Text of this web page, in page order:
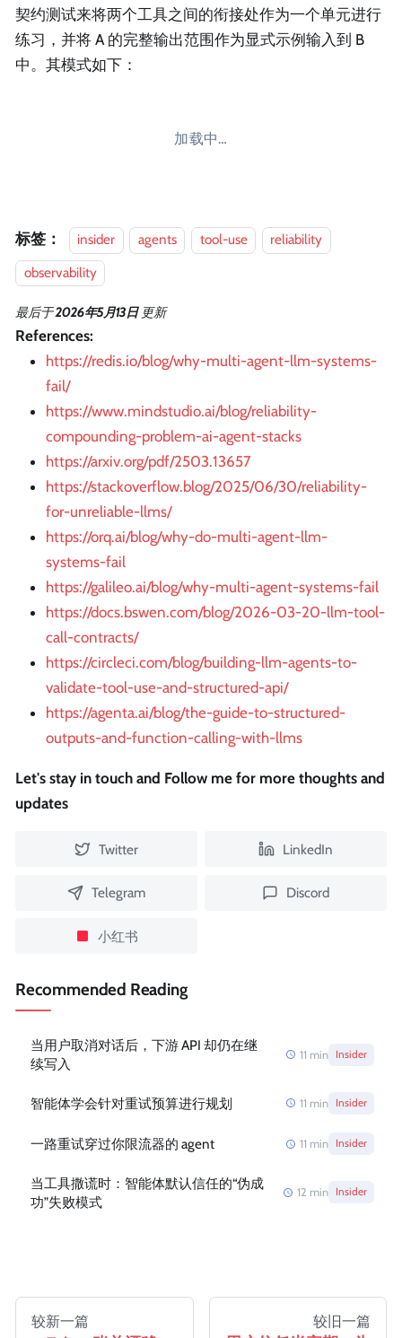
契约测试来将两个工具之间的衔接处作为一个单元进行
练习，并将 A 的完整输出范围作为显式示例输入到 B
中。其模式如下：
加载中…
标签： insider agents tool-use
reliability
observability
最后于2026年5月13日 更新
References:
https://redis.io/blog/why-multi-agent-llm-systems-
fail/
https://www.mindstudio.ai/blog/reliability-
compounding-problem-ai-agent-stacks
https://arxiv.org/pdf/2503.13657
https://stackoverflow.blog/2025/06/30/reliability-
for-unreliable-llms/
https://orq.ai/blog/why-do-multi-agent-llm-
systems-fail
https://galileo.ai/blog/why-multi-agent-systems-fail
https://docs.bswen.com/blog/2026-03-20-llm-tool-
call-contracts/
https://circleci.com/blog/building-llm-agents-to-
validate-tool-use-and-structured-api/
https://agenta.ai/blog/the-guide-to-structured-
outputs-and-function-calling-with-llms
Let's stay in touch and Follow me for more thoughts and
updates
Twitter LinkedIn
Telegram Discord
小红书
Recommended Reading
当用户取消对话后，下游 API 却仍在继
续写入
11 min Insider
智能体学会针对重试预算进行规划 11 min Insider
一路重试穿过你限流器的 agent 11 min Insider
当工具撒谎时：智能体默认信任的“伪成
功”失败模式
12 min Insider
较新一篇 较旧一篇